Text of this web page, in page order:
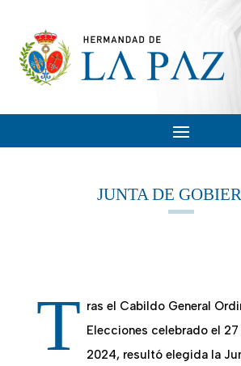
JUNTA DE
T ras el Cabildo General
Elecciones celebrado el
2024, resultó elegida la